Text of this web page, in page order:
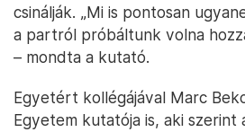
csinálják. „Mi is pontosan
a partról próbáltunk volna
– mondta a kutató.
Egyetért kollégájával Marc
Egyetem kutatója is, aki szerint